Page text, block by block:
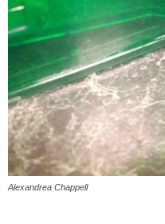
Alexandrea Chappell